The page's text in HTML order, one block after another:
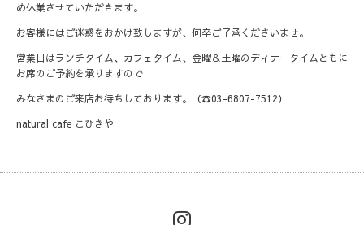
め休業させていただきます。
お客様にはご迷惑をおかけ致しますが、何卒ご了承くださいませ。
営業日はランチタイム、カフェタイム、金曜＆土曜のディナータイムともに
お席のご予約を承りますので
みなさまのご来店お待ちしております。（☎03-6807-7512）
natural cafe こひきや